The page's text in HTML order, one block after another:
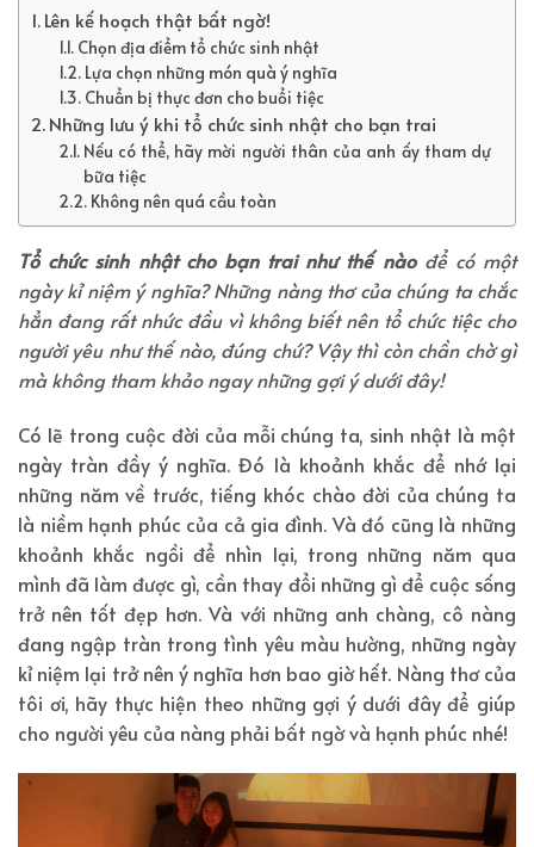
Lên kế hoạch thật bất ngờ!
Chọn địa điểm tổ chức sinh nhật
Lựa chọn những món quà ý nghĩa
Chuẩn bị thực đơn cho buổi tiệc
Những lưu ý khi tổ chức sinh nhật cho bạn trai
Nếu có thể, hãy mời người thân của anh ấy tham dự
bữa tiệc
Không nên quá cầu toàn
Tổ chức sinh nhật cho bạn trai như thế nàođể có một
ngày kỉ niệm ý nghĩa? Những nàng thơ của chúng ta chắc
hẳn đang rất nhức đầu vì không biết nên tổ chức tiệc cho
người yêu như thế nào, đúng chứ? Vậy thì còn chần chờ gì
mà không tham khảo ngay những gợi ý dưới đây!
Có lẽ trong cuộc đời của mỗi chúng ta, sinh nhật là một
ngày tràn đầy ý nghĩa. Đó là khoảnh khắc để nhớ lại
những năm về trước, tiếng khóc chào đời của chúng ta
là niềm hạnh phúc của cả gia đình. Và đó cũng là những
khoảnh khắc ngồi để nhìn lại, trong những năm qua
mình đã làm được gì, cần thay đổi những gì để cuộc sống
trở nên tốt đẹp hơn. Và với những anh chàng, cô nàng
đang ngập tràn trong tình yêu màu hường, những ngày
kỉ niệm lại trở nên ý nghĩa hơn bao giờ hết. Nàng thơ của
tôi ơi, hãy thực hiện theo những gợi ý dưới đây để giúp
cho người yêu của nàng phải bất ngờ và hạnh phúc nhé!